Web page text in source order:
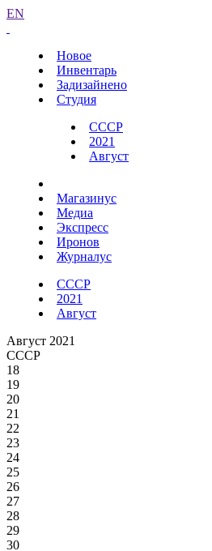
EN
Новое
Инвентарь
Задизайнено
Студия
СССР
2021
Август
Магазинус
Медиа
Экспресс
Иронов
Журналус
СССР
2021
Август
Август 2021
СССР
18
19
20
21
22
23
24
25
26
27
28
29
30